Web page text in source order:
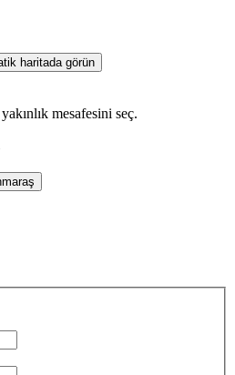
haritada görün
mesafesini seç.